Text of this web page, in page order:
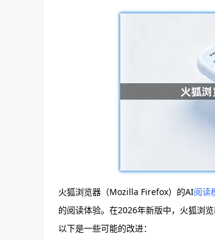
火狐浏览器（Mozilla Firefox）的AI阅读
的阅读体验。在2026年新版中，火狐浏
以下是一些可能的改进：